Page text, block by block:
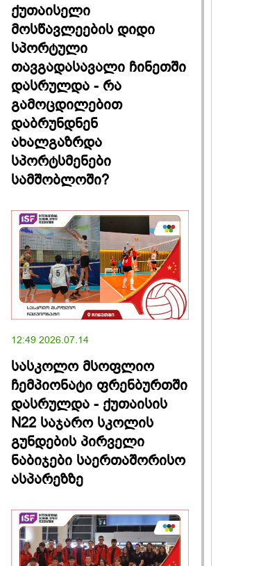
ქუთაისელი
მოსწავლეების დიდი
სპორტული
თავგადასავალი ჩინეთში
დასრულდა - რა
გამოცდილებით
დაბრუნდნენ
ახალგაზრდა
სპორტსმენები
სამშობლოში?
12:49 2026.07.14
სასკოლო მსოფლიო
ჩემპიონატი ფრენბურთში
დასრულდა - ქუთაისის
N22 საჯარო სკოლის
გუნდების პირველი
ნაბიჯები საერთაშორისო
ასპარეზზე